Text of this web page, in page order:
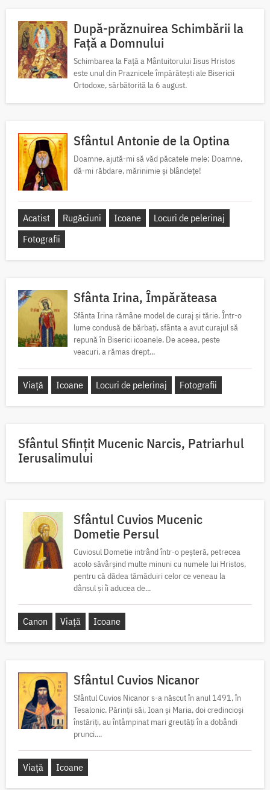
După-prăznuirea Schimbării la
Față a Domnului
Schimbarea la Față a Mântuitorului Iisus Hristos
este unul din Praznicele împărătești ale Bisericii
Ortodoxe, sărbătorită la 6 august.
Sfântul Antonie de la Optina
Doamne, ajută-mi să văd păcatele mele; Doamne,
dă-mi răbdare, mărinimie şi blândeţe!
Acatist Rugăciuni Icoane
Locuri de pelerinaj
Fotografii
Sfânta Irina, Împărăteasa
Sfânta Irina rămâne model de curaj și tărie. Într-o
lume condusă de bărbați, sfânta a avut curajul să
repună în Biserici icoanele. De aceea, peste
veacuri, a rămas drept...
Viață Icoane Locuri de pelerinaj Fotografii
Sfântul Sfinţit Mucenic Narcis, Patriarhul
Ierusalimului
Sfântul Cuvios Mucenic
Dometie Persul
Cuviosul Dometie intrând într-o peșteră, petrecea
acolo săvârșind multe minuni cu numele lui Hristos,
pentru că dădea tămăduiri celor ce veneau la
dânsul și îi aducea de...
Canon Viață Icoane
Sfântul Cuvios Nicanor
Sfântul Cuvios Nicanor s-a născut în anul 1491, în
Tesalonic. Părinții săi, Ioan și Maria, doi credincioși
înstăriți, au întâmpinat mari greutăți în a dobândi
prunci....
Viață Icoane